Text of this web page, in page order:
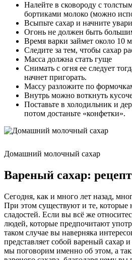
Налейте в сковороду с
бортиками молоко (можно
Всыпьте сахар и начните
Огонь не должен быть
Время варки займет около 10
Следите за тем, чтобы сахар
Масса должна стать гуще
Снимать с огня ее следует
начнет пригорать.
Массу разложите по
Внутрь можно воткнуть
Поставьте в холодильник и
потом достаньте «конфетки».
Домашний молочный сахар
Вареный сахар:
Сегодня, как и много лет назад,
При этом существуют и те, которые
сладостей. Если вы всё же
людей, которые предпочитают
таком случае вы наверняка
представляет собой вареный сахар
мы поговорим именно об этом, а